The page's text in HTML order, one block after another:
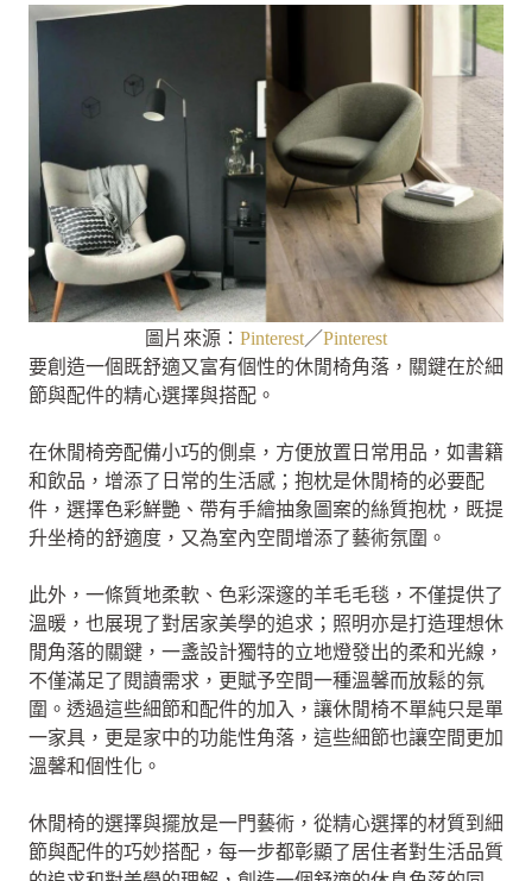
圖片來源： Pinterest／Pinterest
要創造一個既舒適又富有個性的休閒椅角落，關鍵在於細
節與配件的精心選擇與搭配。
在休閒椅旁配備小巧的側桌，方便放置日常用品，如書籍
和飲品，增添了日常的生活感；抱枕是休閒椅的必要配
件，選擇色彩鮮艷、帶有手繪抽象圖案的絲質抱枕，既提
升坐椅的舒適度，又為室內空間增添了藝術氛圍。
此外，一條質地柔軟、色彩深邃的羊毛毛毯，不僅提供了
溫暖，也展現了對居家美學的追求；照明亦是打造理想休
閒角落的關鍵，一盞設計獨特的立地燈發出的柔和光線，
不僅滿足了閱讀需求，更賦予空間一種溫馨而放鬆的氛
圍。透過這些細節和配件的加入，讓休閒椅不單純只是單
一家具，更是家中的功能性角落，這些細節也讓空間更加
溫馨和個性化。
休閒椅的選擇與擺放是一門藝術，從精心選擇的材質到細
節與配件的巧妙搭配，每一步都彰顯了居住者對生活品質